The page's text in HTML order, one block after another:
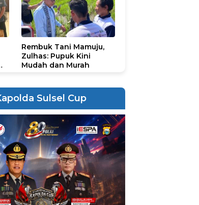
Rembuk Tani Mamuju,
Zulhas: Pupuk Kini
Mudah dan Murah
Sulsel Cup